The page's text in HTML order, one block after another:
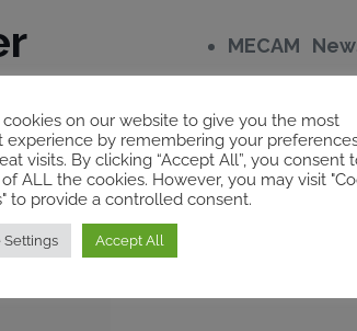
sein? Wir
mit
MECAM
2025
MECAM
MECAM
cookies on our website to give you the most
experience by remembering your
visits. By clicking “Accept All”, you consent
ALL the cookies. However, you may visit
to provide a controlled consent.
Settings Accept All